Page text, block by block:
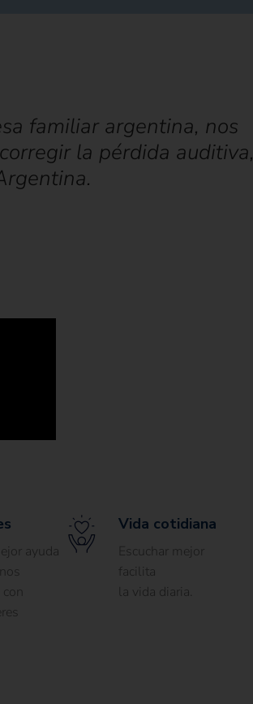
familiar argentina, nos
la pérdida auditiva,
ayuda
Vida cotidiana
Escuchar mejor
facilita
la vida diaria.